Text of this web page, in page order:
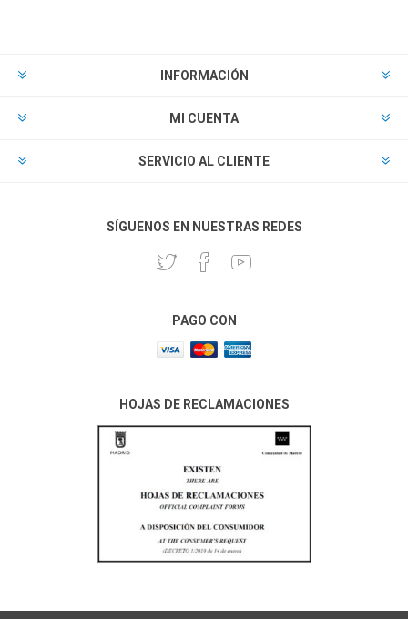
INFORMACIÓN
MI CUENTA
SERVICIO AL CLIENTE
SÍGUENOS EN NUESTRAS REDES
PAGO CON
HOJAS DE RECLAMACIONES